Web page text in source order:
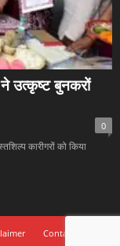
ने उत्कृष्ट बुनकरों
0
कारीगरों को किया
Contact Us